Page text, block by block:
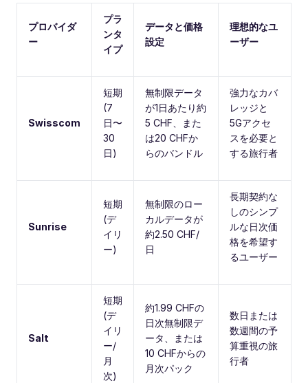
プロバイダ
ー
プラ
ンタ
イプ
データと価格
設定
理想的なユ
ーザー
Swisscom
短期
(7
日〜
30
日)
無制限データ
が1日あたり約
5 CHF、また
は20 CHFか
らのバンドル
強力なカバ
レッジと
5Gアクセ
スを必要と
する旅行者
Sunrise
短期
(デ
イリ
ー)
無制限のロー
カルデータが
約2.50 CHF/
日
長期契約な
しのシンプ
ルな日次価
格を希望す
るユーザー
Salt
短期
(デ
イリ
ー/
月
次)
約1.99 CHFの
日次無制限デ
ータ、または
10 CHFからの
月次パック
数日または
数週間の予
算重視の旅
行者